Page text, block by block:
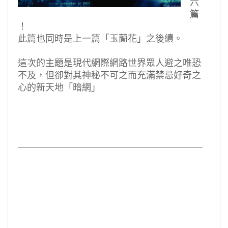
篇
！
此篇也同時是上一篇「玉蘭花」之後續。
這次的主題是現代網際網路世界眾人避之唯恐
不及，但卻對其神秘不可之而充滿禁忌好奇之
心的新天地「暗網」